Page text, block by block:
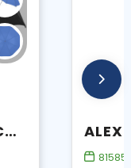
BARRY 23" AUTOMATISCHE PARAPLU
81585